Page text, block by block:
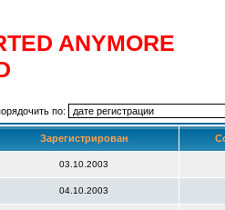
ANYMORE
по:
Зарегистрирован
03.10.2003
04.10.2003